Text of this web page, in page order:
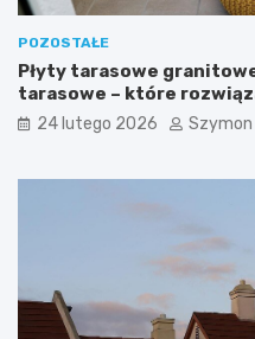
w
n
ę
t
z
e
l
i
k
i
a
o
POZOSTAŁE
Płyty tarasowe
tarasowe – które
na lata?
24 lutego 2026 Szymon